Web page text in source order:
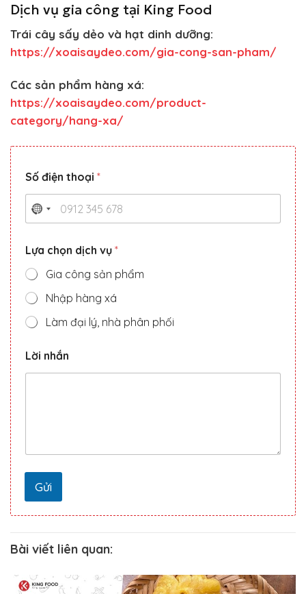
Dịch vụ gia công tại King Food
Trái cây sấy dẻo và hạt dinh dưỡng:
https://xoaisaydeo.com/gia-cong-san-pham/
Các sản phẩm hàng xá:
https://xoaisaydeo.com/product-
category/hang-xa/
*
t
o
i
Số điện thoại *
Lựa chọn dịch vụ *
Gia công sản phẩm
Nhập hàng xá
Làm đại lý, nhà phân phối
Lời nhắn
Gửi
Bài viết liên quan: